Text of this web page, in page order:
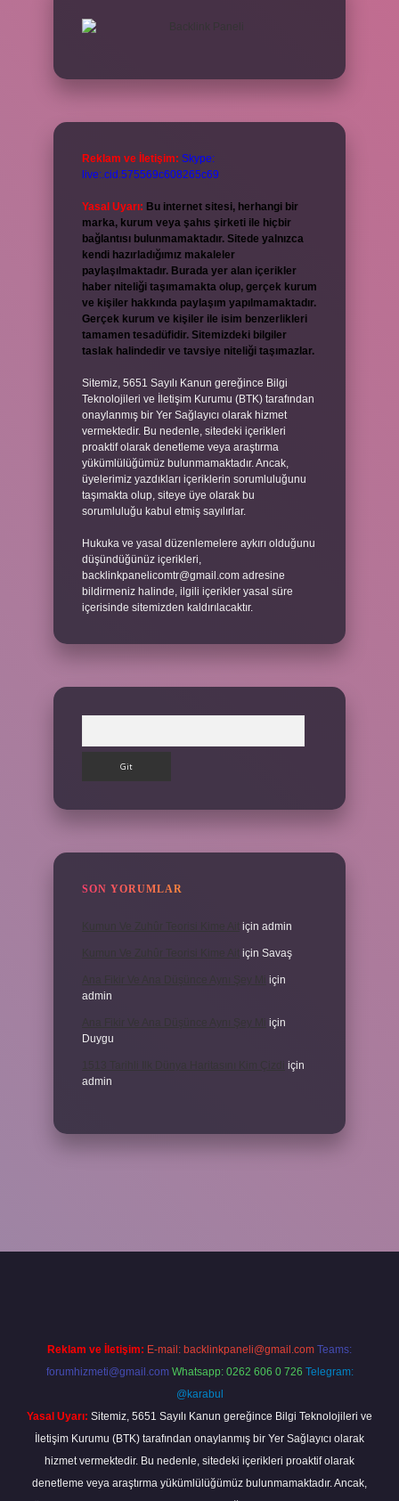
Reklam ve İletişim: Skype:
live:.cid.575569c608265c69
Yasal Uyarı: Bu internet sitesi, herhangi bir
marka, kurum veya şahıs şirketi ile hiçbir
bağlantısı bulunmamaktadır. Sitede yalnızca
kendi hazırladığımız makaleler
paylaşılmaktadır. Burada yer alan içerikler
haber niteliği taşımamakta olup, gerçek kurum
ve kişiler hakkında paylaşım yapılmamaktadır.
Gerçek kurum ve kişiler ile isim benzerlikleri
tamamen tesadüfidir. Sitemizdeki bilgiler
taslak halindedir ve tavsiye niteliği taşımazlar.
Sitemiz, 5651 Sayılı Kanun gereğince Bilgi
Teknolojileri ve İletişim Kurumu (BTK) tarafından
onaylanmış bir Yer Sağlayıcı olarak hizmet
vermektedir. Bu nedenle, sitedeki içerikleri
proaktif olarak denetleme veya araştırma
yükümlülüğümüz bulunmamaktadır. Ancak,
üyelerimiz yazdıkları içeriklerin sorumluluğunu
taşımakta olup, siteye üye olarak bu
sorumluluğu kabul etmiş sayılırlar.
Hukuka ve yasal düzenlemelere aykırı olduğunu
düşündüğünüz içerikleri,
backlinkpanelicomtr@gmail.com adresine
bildirmeniz halinde, ilgili içerikler yasal süre
içerisinde sitemizden kaldırılacaktır.
SON YORUMLAR
için admin
için Savaş
için
admin
için
Duygu
için
admin
Reklam ve İletişim: E-mail: backlinkpaneli@gmail.com Teams:
forumhizmeti@gmail.com Whatsapp: 0262 606 0 726 Telegram:
@karabul
Yasal Uyarı: Sitemiz, 5651 Sayılı Kanun gereğince Bilgi Teknolojileri ve
İletişim Kurumu (BTK) tarafından onaylanmış bir Yer Sağlayıcı olarak
hizmet vermektedir. Bu nedenle, sitedeki içerikleri proaktif olarak
denetleme veya araştırma yükümlülüğümüz bulunmamaktadır. Ancak,